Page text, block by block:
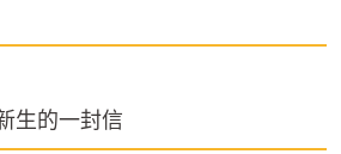
生的一封信